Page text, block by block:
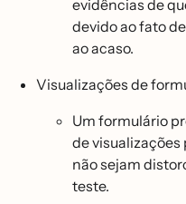
evidências de
devido ao fato
ao acaso.
Visualizações de
Um formulário
de
não sejam
teste.